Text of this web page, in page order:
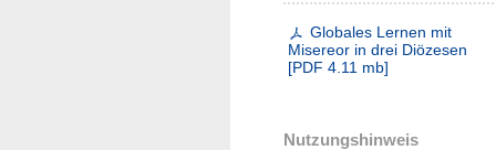
Globales Lernen mit
Misereor in drei Diözesen
[PDF 4.11 mb]
Nutzungshinweis